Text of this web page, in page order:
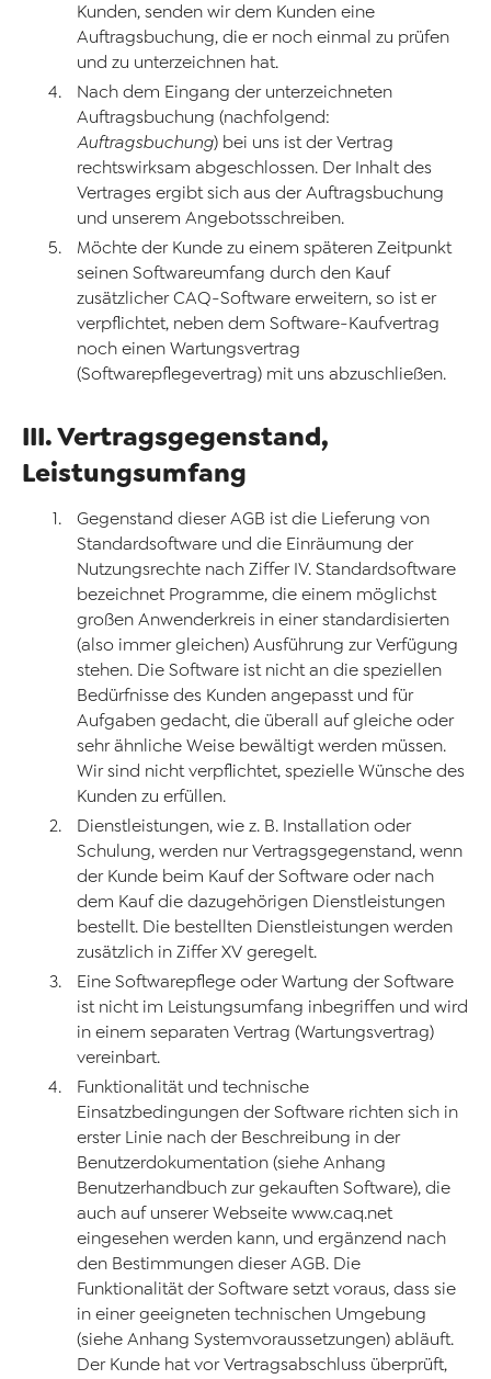
Kunden, senden wir dem Kunden eine
Auftragsbuchung, die er noch einmal zu prüfen
und zu unterzeichnen hat.
Nach dem Eingang der unterzeichneten
Auftragsbuchung (nachfolgend:
Auftragsbuchung) bei uns ist der Vertrag
rechtswirksam abgeschlossen. Der Inhalt des
Vertrages ergibt sich aus der Auftragsbuchung
und unserem Angebotsschreiben.
Möchte der Kunde zu einem späteren Zeitpunkt
seinen Softwareumfang durch den Kauf
zusätzlicher CAQ-Software erweitern, so ist er
verpflichtet, neben dem Software-Kaufvertrag
noch einen Wartungsvertrag
(Softwarepflegevertrag) mit uns abzuschließen.
III. Vertragsgegenstand,
Leistungsumfang
Gegenstand dieser AGB ist die Lieferung von
Standardsoftware und die Einräumung der
Nutzungsrechte nach Ziffer IV. Standardsoftware
bezeichnet Programme, die einem möglichst
großen Anwenderkreis in einer standardisierten
(also immer gleichen) Ausführung zur Verfügung
stehen. Die Software ist nicht an die speziellen
Bedürfnisse des Kunden angepasst und für
Aufgaben gedacht, die überall auf gleiche oder
sehr ähnliche Weise bewältigt werden müssen.
Wir sind nicht verpflichtet, spezielle Wünsche des
Kunden zu erfüllen.
Dienstleistungen, wie z. B. Installation oder
Schulung, werden nur Vertragsgegenstand, wenn
der Kunde beim Kauf der Software oder nach
dem Kauf die dazugehörigen Dienstleistungen
bestellt. Die bestellten Dienstleistungen werden
zusätzlich in Ziffer XV geregelt.
Eine Softwarepflege oder Wartung der Software
ist nicht im Leistungsumfang inbegriffen und wird
in einem separaten Vertrag (Wartungsvertrag)
vereinbart.
Funktionalität und technische
Einsatzbedingungen der Software richten sich in
erster Linie nach der Beschreibung in der
Benutzerdokumentation (siehe Anhang
Benutzerhandbuch zur gekauften Software), die
auch auf unserer Webseite www.caq.net
eingesehen werden kann, und ergänzend nach
den Bestimmungen dieser AGB. Die
Funktionalität der Software setzt voraus, dass sie
in einer geeigneten technischen Umgebung
(siehe Anhang Systemvoraussetzungen) abläuft.
Der Kunde hat vor Vertragsabschluss überprüft,